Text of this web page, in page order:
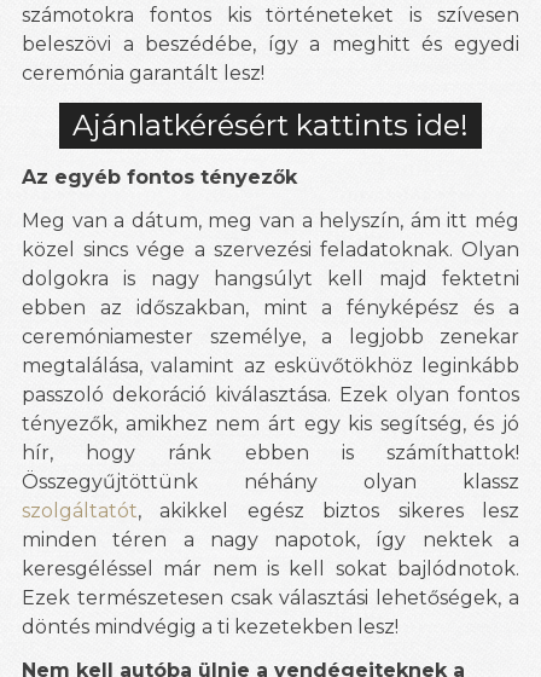
számotokra fontos kis történeteket is szívesen
beleszövi a beszédébe, így a meghitt és egyedi
ceremónia garantált lesz!
Ajánlatkérésért kattints ide!
Az egyéb fontos tényezők
Meg van a dátum, meg van a helyszín, ám itt még
közel sincs vége a szervezési feladatoknak. Olyan
dolgokra is nagy hangsúlyt kell majd fektetni
ebben az időszakban, mint a fényképész és a
ceremóniamester személye, a legjobb zenekar
megtalálása, valamint az esküvőtökhöz leginkább
passzoló dekoráció kiválasztása. Ezek olyan fontos
tényezők, amikhez nem árt egy kis segítség, és jó
hír, hogy ránk ebben is számíthattok!
Összegyűjtöttünk néhány olyan klassz
szolgáltatót, akikkel egész biztos sikeres lesz
minden téren a nagy napotok, így nektek a
keresgéléssel már nem is kell sokat bajlódnotok.
Ezek természetesen csak választási lehetőségek, a
döntés mindvégig a ti kezetekben lesz!
Nem kell autóba ülnie a vendégeiteknek a